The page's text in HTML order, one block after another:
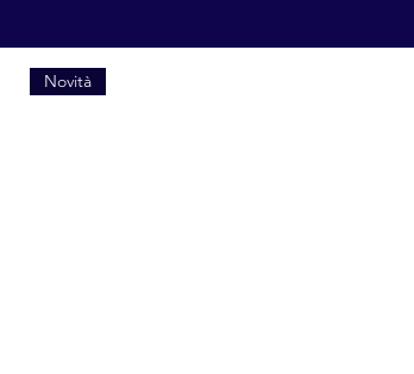
Novità